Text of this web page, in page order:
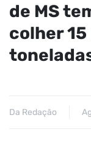
de MS
colher
Da Redação